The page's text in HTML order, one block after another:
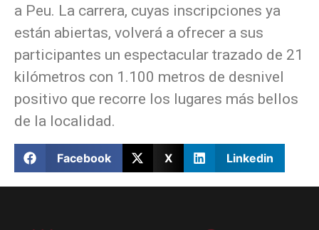
a Peu. La carrera, cuyas inscripciones ya
están abiertas, volverá a ofrecer a sus
participantes un espectacular trazado de 21
kilómetros con 1.100 metros de desnivel
positivo que recorre los lugares más bellos
de la localidad.
Facebook X Linkedin